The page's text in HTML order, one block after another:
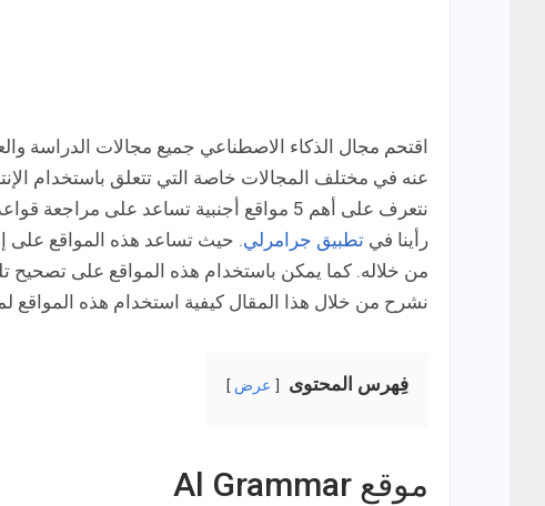
اقتحم مجال الذكاء الاصطناعي جميع مجالات
عنه في مختلف المجالات خاصة التي تتعلق باستخدام
رأينا في تطبيق جرامرلي. حيث تساعد هذه المواقع على
من خلاله. كما يمكن باستخدام هذه المواقع على تصحيح
نشرح من خلال هذا المقال كيفية استخدام هذه المواقع
فِهرس المحتوى عرض
موقع Al Grammar